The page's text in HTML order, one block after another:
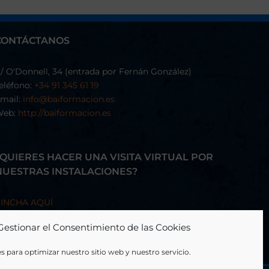
el Consentimiento de las Cookies
para optimizar nuestro sitio web y nuestro servicio.
O'Donnell, 34 (entrada por Fernán González)
+34 91 345 61 19
info@baiformacion.es
http://baiformacion.es
HACER UNA VISITA VIRTUAL POR
INSTALACIONES?
AQUÍ